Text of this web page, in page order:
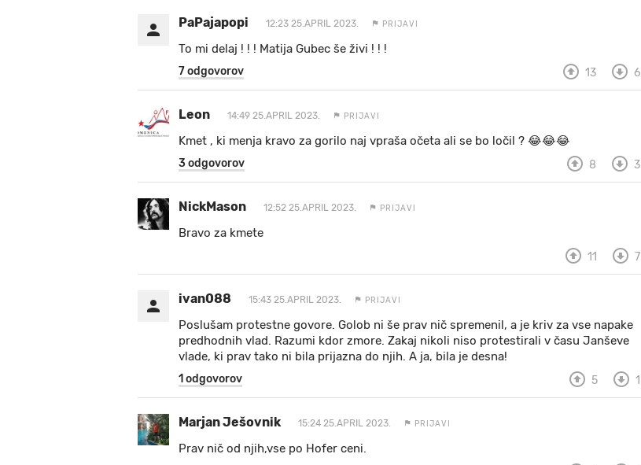
PaPajapopi 12:23 25.APRIL 2023. PRIJAVI
To mi delaj ! ! ! Matija Gubec še živi ! ! !
7 odgovorov 13 6
Leon 14:49 25.APRIL 2023. PRIJAVI
Kmet , ki menja kravo za gorilo naj vpraša očeta ali se bo ločil ? 😂😂😂
3 odgovorov 8 3
NickMason 12:52 25.APRIL 2023. PRIJAVI
Bravo za kmete
11 7
ivan088 15:43 25.APRIL 2023. PRIJAVI
Poslušam protestne govore. Golob ni še prav nič spremenil, a je kriv za vse napake
predhodnih vlad. Razumi kdor zmore. Zakaj nikoli niso protestirali v času Janševe
vlade, ki prav tako ni bila prijazna do njih. A ja, bila je desna!
1 odgovorov 5 1
Marjan Ješovnik 15:24 25.APRIL 2023. PRIJAVI
Prav nič od njih,vse po Hofer ceni.